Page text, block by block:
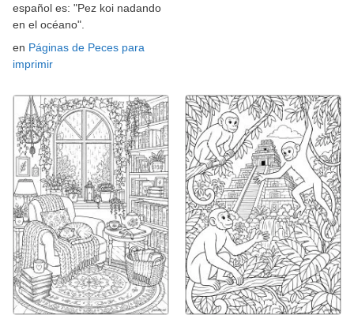
español es: "Pez koi nadando
en el océano".
en Páginas de Peces para
imprimir